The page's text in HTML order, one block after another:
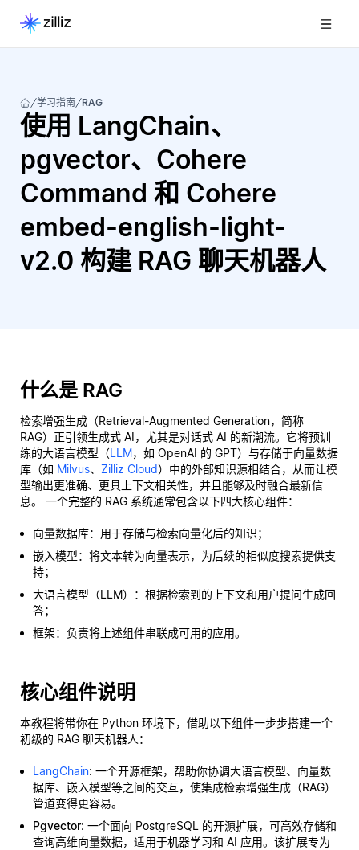
学习指南 RAG
使用 LangChain、
pgvector、Cohere
Command 和 Cohere
embed-english-light-
v2.0 构建 RAG 聊天机器人
什么是 RAG
检索增强生成（Retrieval-Augmented Generation，简称
RAG）正引领生成式 AI，尤其是对话式 AI 的新潮流。它将预训
练的大语言模型（LLM，如 OpenAI 的 GPT）与存储于向量数据
库（如 Milvus、 Zilliz Cloud）中的外部知识源相结合，从而让模
型输出更准确、更具上下文相关性，并且能够及时融合最新信
息。 一个完整的 RAG 系统通常包含以下四大核心组件：
向量数据库：用于存储与检索向量化后的知识；
嵌入模型：将文本转为向量表示，为后续的相似度搜索提供支
持；
大语言模型（LLM）：根据检索到的上下文和用户提问生成回
答；
框架：负责将上述组件串联成可用的应用。
核心组件说明
本教程将带你在 Python 环境下，借助以下组件一步步搭建一个
初级的 RAG 聊天机器人：
LangChain: 一个开源框架，帮助你协调大语言模型、向量数
据库、嵌入模型等之间的交互，使集成检索增强生成（RAG）
管道变得更容易。
Pgvector: 一个面向 PostgreSQL 的开源扩展，可高效存储和
查询高维向量数据，适用于机器学习和 AI 应用。该扩展专为